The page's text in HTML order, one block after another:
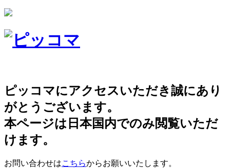
ピッコマにアクセスいただき誠にあり
がとうございます。
本ページは日本国内でのみ閲覧いただ
けます。
お問い合わせはこちらからお願いいたします。